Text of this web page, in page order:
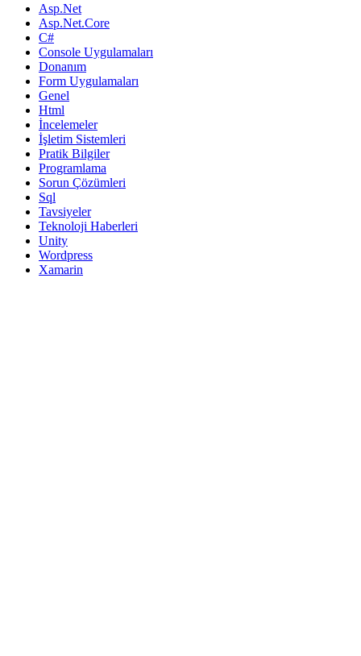
Asp.Net
Asp.Net.Core
C#
Console Uygulamaları
Donanım
Form Uygulamaları
Genel
Html
İncelemeler
İşletim Sistemleri
Pratik Bilgiler
Programlama
Sorun Çözümleri
Sql
Tavsiyeler
Teknoloji Haberleri
Unity
Wordpress
Xamarin